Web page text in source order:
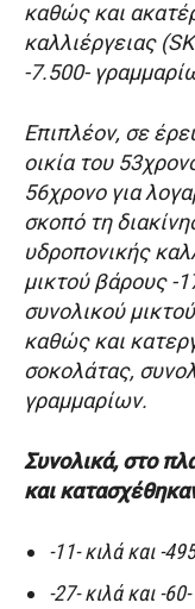
καθώς και
καλλιέργειας
-7.500-
Επιπλέον, σε
οικία του
56χρονο για
σκοπό τη
υδροπονικής
μικτού βάρους -
συνολικού
καθώς και
σοκολάτας,
γραμμαρίων.
Συνολικά, στο
και
-11- κιλά και -
-27- κιλά και -